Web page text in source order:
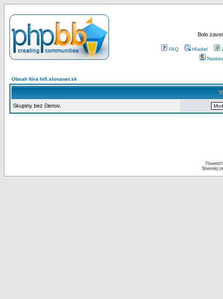
Bolo
FAQ Hľadať
Obsah fóra hifi.slovanet.sk
Skupiny bez členov.
Powered
Slovenský